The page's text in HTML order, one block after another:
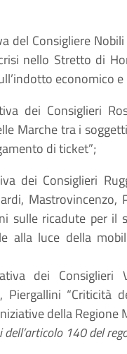
del Consigliere
nello Stretto di
economico e
dei Consiglieri
Marche tra i
di ticket”;
dei Consiglieri
sulle ricadute per il
alla luce della
dei Consiglieri
Piergallini
della Regione
dell’articolo 140 del